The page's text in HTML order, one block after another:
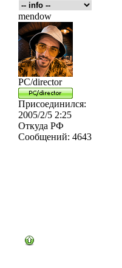
mendow
PC/director
Присоединился:
2005/2/5 2:25
Откуда РФ
Сообщений: 4643